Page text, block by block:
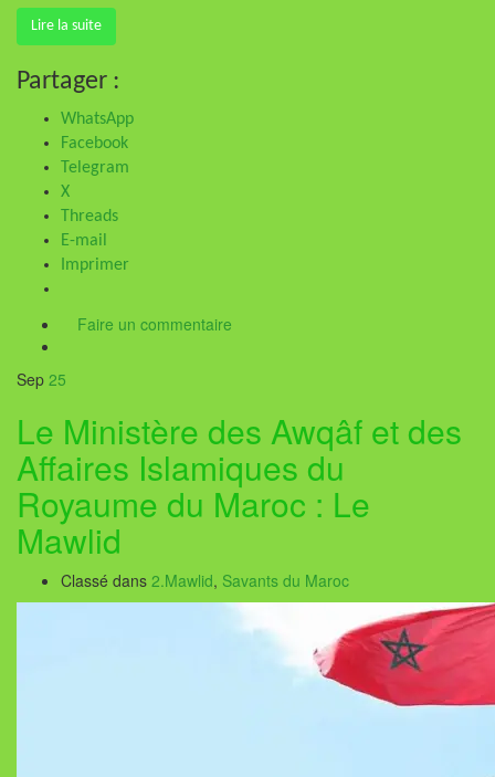
Lire la suite
Partager :
WhatsApp
Facebook
Telegram
X
Threads
E-mail
Imprimer
Faire un commentaire
Sep 25
Le Ministère des Awqâf et des
Affaires Islamiques du
Royaume du Maroc : Le
Mawlid
Classé dans 2.Mawlid, Savants du Maroc